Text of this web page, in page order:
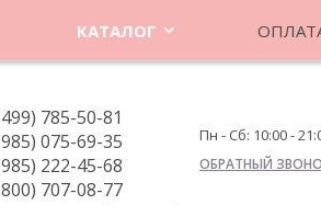
КАТАЛОГ
785-50-81
075-69-35
222-45-68
707-08-77
Пн - Сб: 10:00 -
ОБРАТНЫЙ